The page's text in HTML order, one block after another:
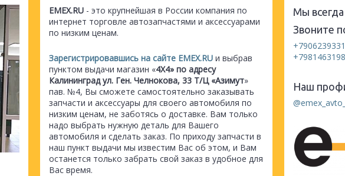
EMEX.RU - это крупнейшая в России компания по
интернет торговле автозапчастями и аксессуарами
по низким ценам.
Зарегистрировавшись на сайте EMEX.RU и выбрав
пунктом выдачи магазин «4Х4» по адресу
Калининград ул. Ген. Челнокова, 33 Т/Ц «Азимут»
пав. №4, Вы сможете самостоятельно заказывать
запчасти и аксессуары для своего автомобиля по
низким ценам, не заботясь о доставке. Вам только
надо выбрать нужную деталь для Вашего
автомобиля и сделать заказ. По приходу запчасти в
наш пункт выдачи мы известим Вас об этом, и Вам
останется только забрать свой заказ в удобное для
Вас время.
Мы
Звоните
Наш